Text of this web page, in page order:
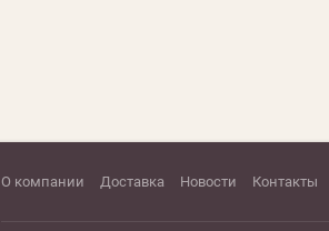
О компании Доставка Новости Контакты